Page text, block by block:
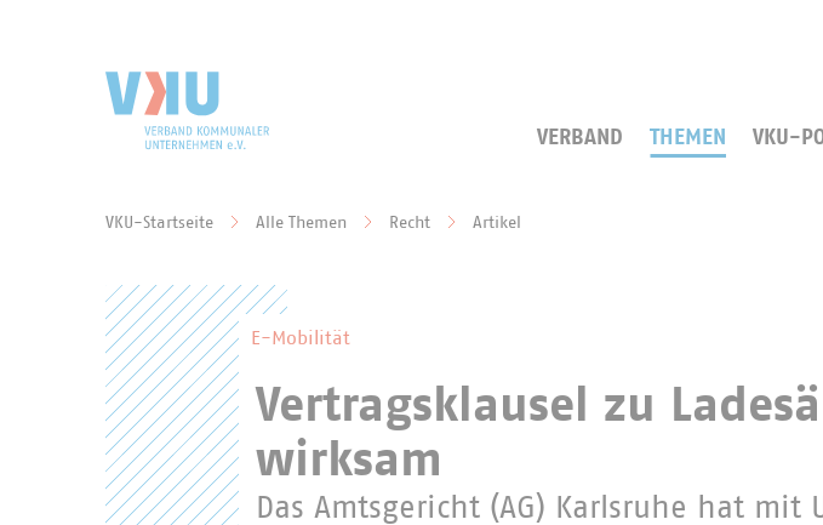
VERBAND THEMEN VKU-
VKU-Startseite Alle Themen Recht Artikel
E-Mobilität
Vertragsklausel zu
wirksam
Das Amtsgericht (AG) Karlsruhe hat